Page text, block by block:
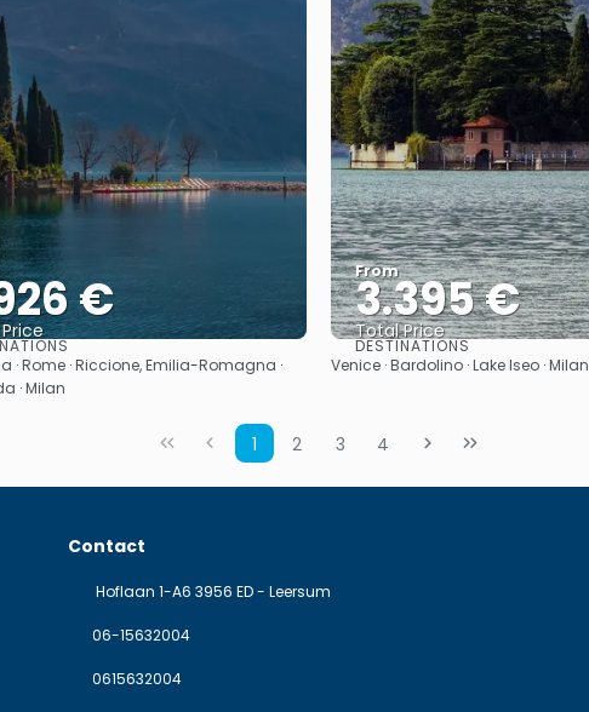
€
See
· Rome · Riccione, Emilia-Romagna ·
· Milan
From
3.395 €
Total Price
See
DESTINATIONS
Venice · Bardolino · Lake Iseo · Milan
1 2 3 4
Contact
Hoflaan 1-A6 3956 ED - Leersum
06-15632004
0615632004